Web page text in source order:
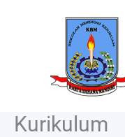
Kurikulum